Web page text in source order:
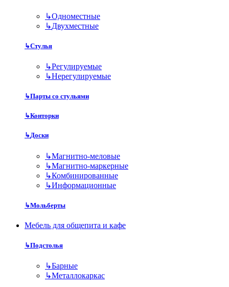
↳Одноместные
↳Двухместные
↳Стулья
↳Регулируемые
↳Нерегулируемые
↳Парты со стульями
↳Конторки
↳Доски
↳Магнитно-меловые
↳Магнитно-маркерные
↳Комбинированные
↳Информационные
↳Мольберты
Мебель для общепита и кафе
↳Подстолья
↳Барные
↳Металлокаркас